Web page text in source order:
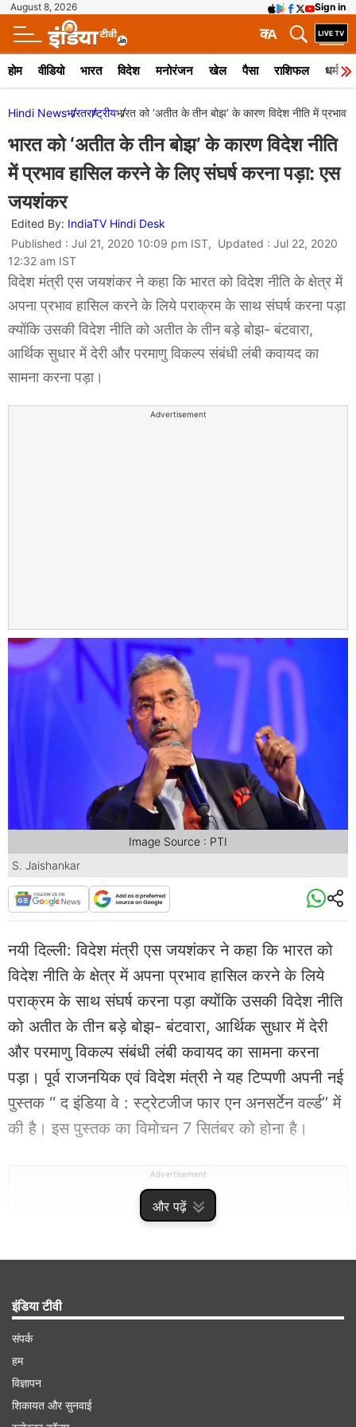
August 8, 2026 Sign in
A
क
होम वीडियो भारत विदेश मनोरंजन खेल पैसा राशिफल धर्म
और पढ़ें
Hindi Newsभारतराष्ट्रीयभारत को ‘अतीत के तीन बोझ’ के कारण विदेश नीति में
भारत को ‘अतीत के तीन बोझ’ के कारण विदेश नीति
में प्रभाव हासिल करने के लिए संघर्ष करना पड़ा: एस
जयशंकर
Edited By: IndiaTV Hindi Desk
Published : Jul 21, 2020 10:09 pm IST, Updated : Jul 22, 2020
12:32 am IST
विदेश मंत्री एस जयशंकर ने कहा कि भारत को विदेश नीति के क्षेत्र में
अपना प्रभाव हासिल करने के लिये पराक्रम के साथ संघर्ष करना पड़ा
क्योंकि उसकी विदेश नीति को अतीत के तीन बड़े बोझ- बंटवारा,
आर्थिक सुधार में देरी और परमाणु विकल्प संबंधी लंबी कवायद का
सामना करना पड़ा।
Advertisement
S. Jaishankar
Image Source : PTI
नयी दिल्ली: विदेश मंत्री एस जयशंकर ने कहा कि भारत को
विदेश नीति के क्षेत्र में अपना प्रभाव हासिल करने के लिये
पराक्रम के साथ संघर्ष करना पड़ा क्योंकि उसकी विदेश नीति
को अतीत के तीन बड़े बोझ- बंटवारा, आर्थिक सुधार में देरी
और परमाणु विकल्प संबंधी लंबी कवायद का सामना करना
पड़ा। पूर्व राजनयिक एवं विदेश मंत्री ने यह टिप्पणी अपनी नई
पुस्तक ‘‘ द इंडिया वे : स्ट्रेटजीज फार एन अनसर्टेन वर्ल्ड’’ में
की है। इस पुस्तक का विमोचन 7 सितंबर को होना है।
Advertisement
जयशंकर ने इसमें भारत के समक्ष पेश आने वाली चुनौतियों और
इंडिया टीवी
संपर्क
हम
विज्ञापन
शिकायत और सुनवाई